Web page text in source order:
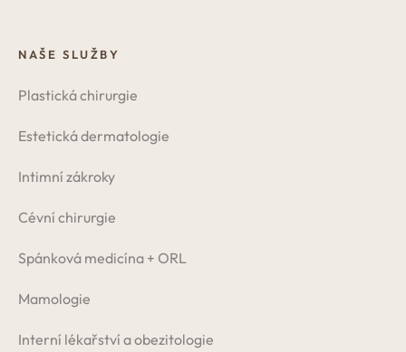
NAŠE SLUŽBY
Plastická chirurgie
Estetická dermatologie
Intimní zákroky
Cévní chirurgie
Spánková medicína + ORL
Mamologie
Interní lékařství a obezitologie